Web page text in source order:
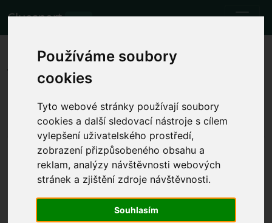
Používáme soubory
cookies
Tyto webové stránky používají soubory
cookies a další sledovací nástroje s cílem
vylepšení uživatelského prostředí,
zobrazení přizpůsobeného obsahu a
reklam, analýzy návštěvnosti webových
stránek a zjištění zdroje návštěvnosti.
Souhlasím
Cluesport BETA
Die besten Flugtarife und
Tickets für das Fußballspiel AS
Roma gegen Hellas Verona.
Spiele 21.1.2024 AS Roma - Hellas Verona
Lokale Spielzeit anzeigen
So. 21.1.2024 die Zeit wird festgelegt
Stadio Olimpico, Rome (Italy)
Serie A
Das Ereignis ist bereits eingetreten. Sie können